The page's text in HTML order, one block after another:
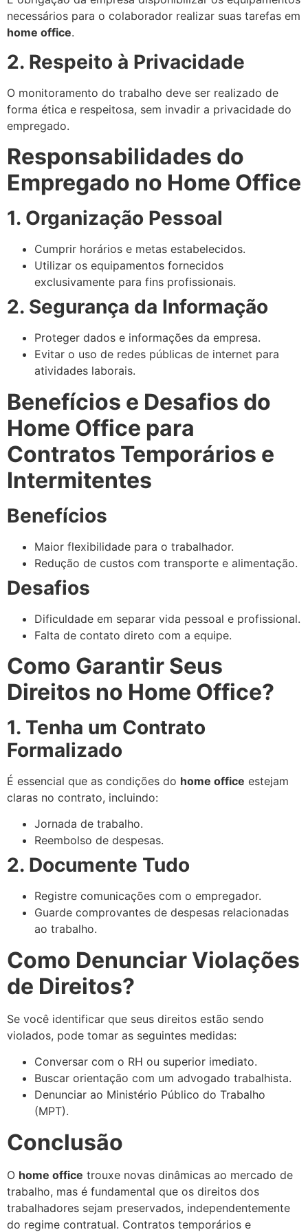
necessários para o colaborador realizar suas tarefas em
home office.
2. Respeito à Privacidade
O monitoramento do trabalho deve ser realizado de
forma ética e respeitosa, sem invadir a privacidade do
empregado.
Responsabilidades do
Empregado no Home Office
1. Organização Pessoal
Cumprir horários e metas estabelecidos.
Utilizar os equipamentos fornecidos
exclusivamente para fins profissionais.
2. Segurança da Informação
Proteger dados e informações da empresa.
Evitar o uso de redes públicas de internet para
atividades laborais.
Benefícios e Desafios do
Home Office para
Contratos Temporários e
Intermitentes
Benefícios
Maior flexibilidade para o trabalhador.
Redução de custos com transporte e alimentação.
Desafios
Dificuldade em separar vida pessoal e profissional.
Falta de contato direto com a equipe.
Como Garantir Seus
Direitos no Home Office?
1. Tenha um Contrato
Formalizado
É essencial que as condições do home office estejam
claras no contrato, incluindo:
Jornada de trabalho.
Reembolso de despesas.
2. Documente Tudo
Registre comunicações com o empregador.
Guarde comprovantes de despesas relacionadas
ao trabalho.
Como Denunciar Violações
de Direitos?
Se você identificar que seus direitos estão sendo
violados, pode tomar as seguintes medidas:
Conversar com o RH ou superior imediato.
Buscar orientação com um advogado trabalhista.
Denunciar ao Ministério Público do Trabalho
(MPT).
Conclusão
O home office trouxe novas dinâmicas ao mercado de
trabalho, mas é fundamental que os direitos dos
trabalhadores sejam preservados, independentemente
do regime contratual. Contratos temporários e